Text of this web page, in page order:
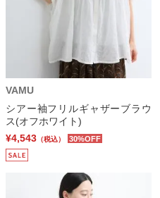
VAMU
シアー袖フリルギャザーブラウ
ス(オフホワイト)
¥4,543 （税込） 30%OFF